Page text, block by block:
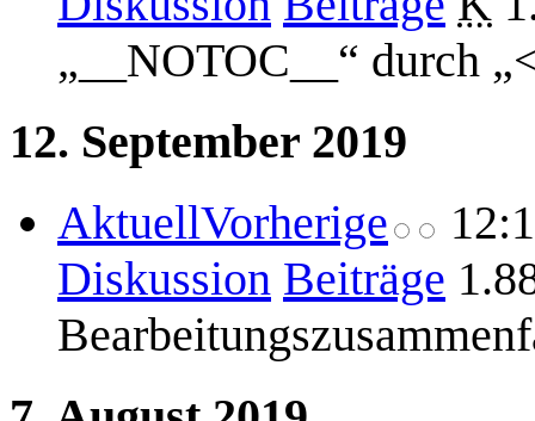
„__NOTOC__“ durch
12. September 2019
AktuellVorherige
Diskussion Beiträge